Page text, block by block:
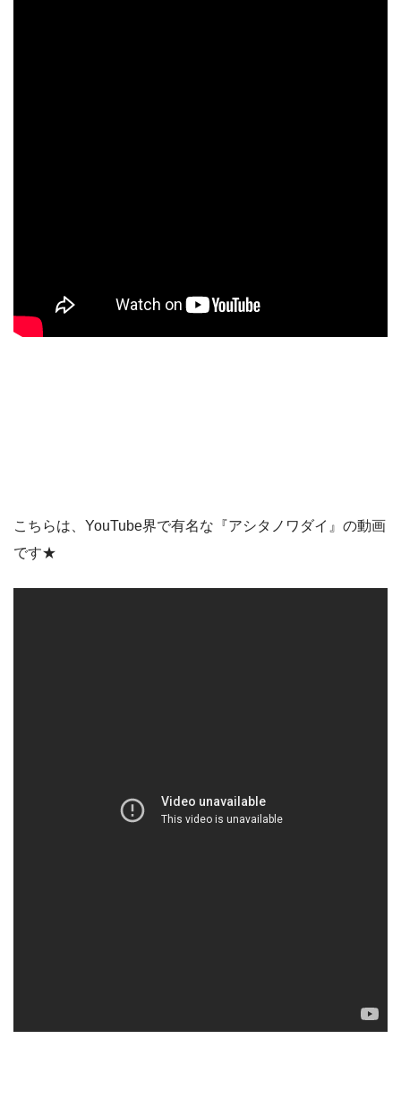
こちらは、YouTube界で有名な『アシタノワダイ』の動画
です★